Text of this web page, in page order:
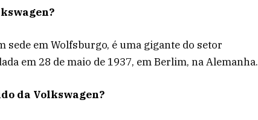
sede em Wolfsburgo, é uma gigante do setor
em 28 de maio de 1937, em Berlim, na Alemanha.
da Volkswagen?